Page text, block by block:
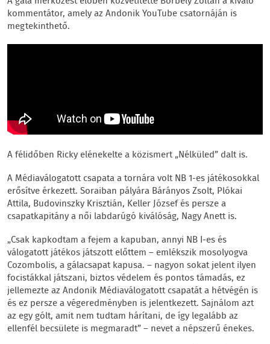
kommentátor, amely az Andonik YouTube csatornáján is
megtekinthető.
A félidőben Ricky elénekelte a közismert „Nélküled” dalt is.
A Médiaválogatott csapata a tornára volt NB 1-es játékosokkal
erősítve érkezett. Soraiban pályára Bárányos Zsolt, Plókai
Attila, Budovinszky Krisztián, Keller József és persze a
csapatkapitány a női labdarúgó kiválóság, Nagy Anett is.
„Csak kapkodtam a fejem a kapuban, annyi NB I-es és
válogatott játékos játszott előttem – emlékszik mosolyogva
Cozombolis, a gálacsapat kapusa. – nagyon sokat jelent ilyen
focistákkal játszani, biztos védelem és pontos támadás, ez
jellemezte az Andonik Médiaválogatott csapatát a hétvégén is
és ez persze a végeredményben is jelentkezett. Sajnálom azt
az egy gólt, amit nem tudtam hárítani, de így legalább az
ellenfél becsülete is megmaradt” – nevet a népszerű énekes.